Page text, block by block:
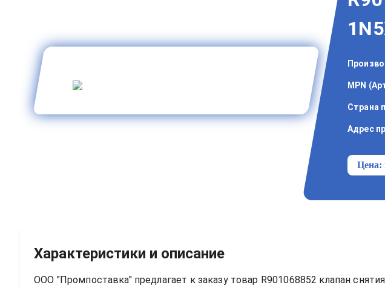
MPN
Страна
Адрес
Цена:
Характеристики и описание
ООО "Промпоставка" предлагает к заказу товар R901068852 клапан